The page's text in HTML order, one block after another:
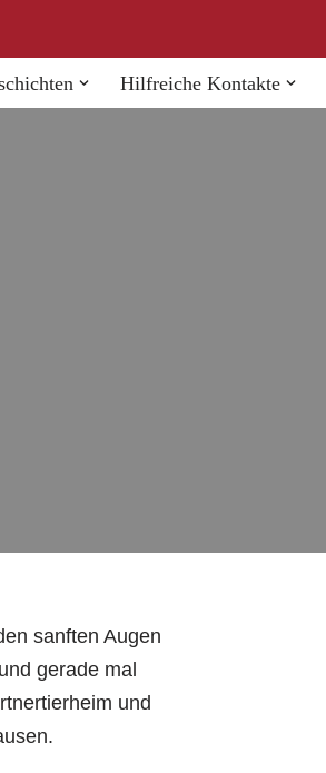
Hilfreiche Kontakte
sanften Augen
gerade mal
und